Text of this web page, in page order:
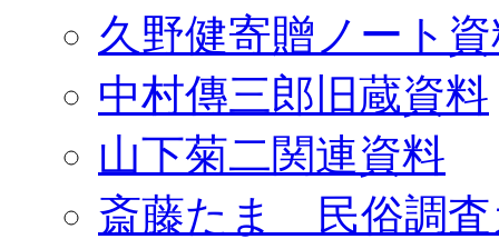
久野健寄贈ノート
中村傳三郎旧蔵資料
山下菊二関連資料
斎藤たま 民俗調査